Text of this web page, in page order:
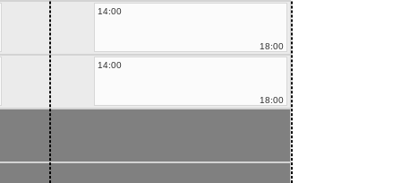
14:00
18:00
14:00
18:00